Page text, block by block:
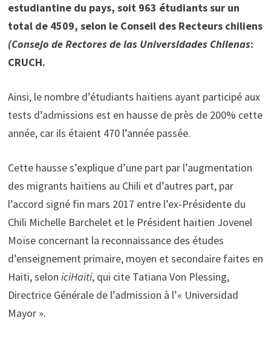
estudiantine du pays, soit 963 étudiants sur un
total de 4509, selon le Conseil des Recteurs chiliens
(Consejo de Rectores de las Universidades Chilenas:
CRUCH.
Ainsi, le nombre d’étudiants haïtiens ayant participé aux
tests d’admissions est en hausse de près de 200% cette
année, car ils étaient 470 l’année passée.
Cette hausse s’explique d’une part par l’augmentation
des migrants haïtiens au Chili et d’autres part, par
l’accord signé fin mars 2017 entre l’ex-Présidente du
Chili Michelle Barchelet et le Président haïtien Jovenel
Moïse concernant la reconnaissance des études
d’enseignement primaire, moyen et secondaire faites en
Haiti, selon iciHaiti, qui cite Tatiana Von Plessing,
Directrice Générale de l’admission à l’« Universidad
Mayor ».